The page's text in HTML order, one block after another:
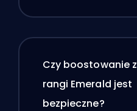
Czy boostowanie z
rangi Emerald jest
bezpieczne?